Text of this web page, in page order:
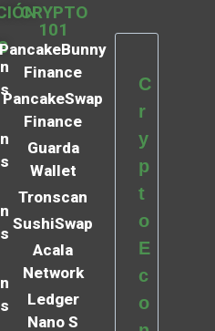
CRYPTO
101
PancakeBunny
Finance
PancakeSwap
Finance
Guarda
Wallet
Tronscan
SushiSwap
Acala
Network
Ledger
Nano S
C
r
y
p
t
o
E
c
o